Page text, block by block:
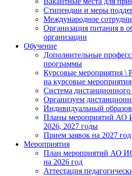
Стипендии и меры
Международное
Организация питания в
организации
Обучение
Дополнительные
программы
Курсовые мероприятия \
на курсовые мероприятия
Система дистанционного
Организуем
Индивидуальный
Планы мероприятий АО
2026, 2027 годы
Прием заявок на 2027 год
Мероприятия
План мероприятий АО
на 2026 год
Аттестация